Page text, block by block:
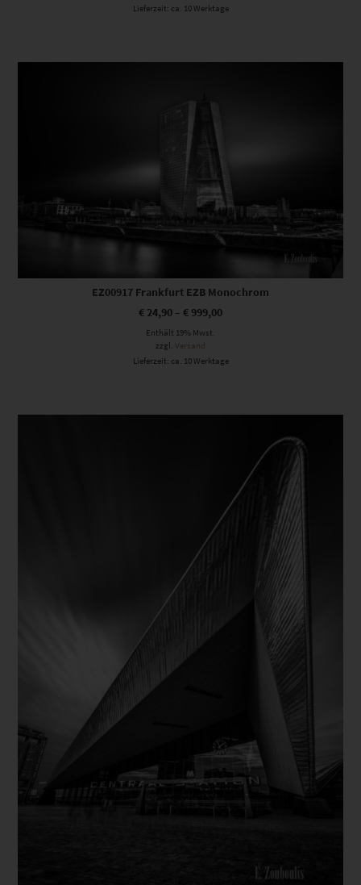
Lieferzeit: ca. 10 Werktage
Dieses Produkt weist mehrere Varianten auf. Die Optionen können auf der Produktseite gewählt werden
EZ00917 Frankfurt EZB Monochrom
€ 24,90 – € 999,00
Enthält 19% Mwst.
zzgl. Versand
Lieferzeit: ca. 10 Werktage
Dieses Produkt weist mehrere Varianten auf. Die Optionen können auf der Produktseite gewählt werden